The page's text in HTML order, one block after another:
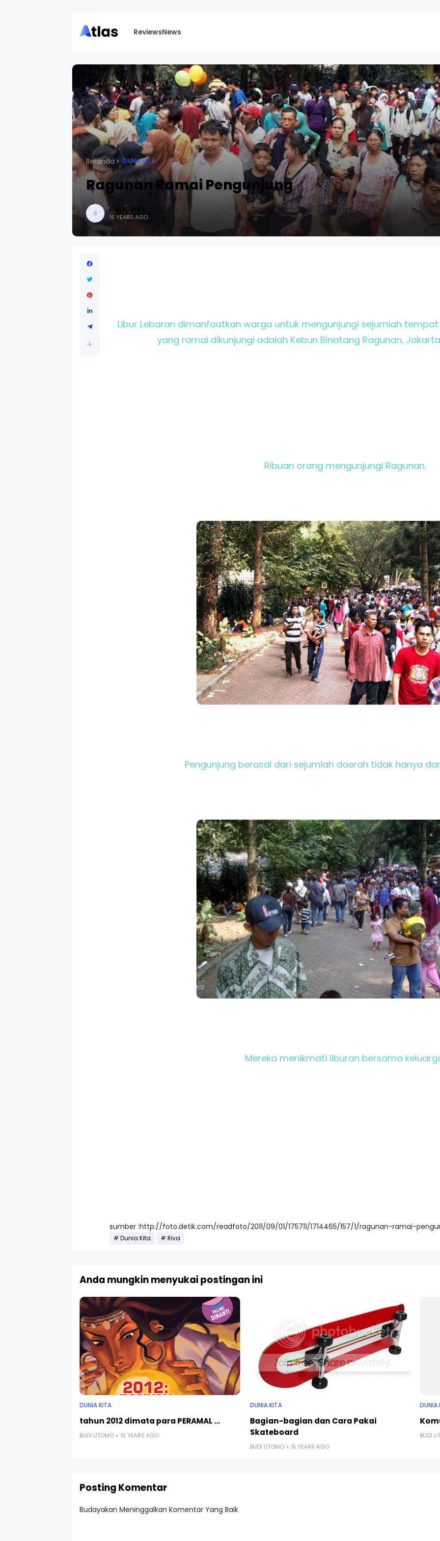
ReviewsNews
Beranda DUNIA KITA
Ragunan Ramai Pengunjung
B
BUDI UTOMO
15 YEARS AGO
Libur Lebaran dimanfaatkan warga untuk mengunjungi sejumlah
yang ramai dikunjungi adalah Kebun Binatang Ragunan,
Ribuan orang mengunjungi Ragunan.
Pengunjung berasal dari sejumlah daerah tidak hanya
Mereka menikmati liburan bersama
sumber :http://foto.detik.com/readfoto/2011/09/01/175711/1714465/157/1/ragunan-ramai-
Dunia Kita Riva
Anda mungkin menyukai postingan ini
DUNIA KITA
tahun 2012 dimata para PERAMAL ...
BUDI UTOMO 15 YEARS AGO
DUNIA KITA
Bagian-bagian dan Cara Pakai
Skateboard
BUDI UTOMO 15 YEARS AGO
DUNIA
BUDI
Posting Komentar
Budayakan Meninggalkan Komentar Yang Baik